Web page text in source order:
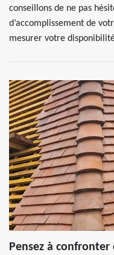
conseillons de ne pas
d’accomplissement de
mesurer votre
Pensez à